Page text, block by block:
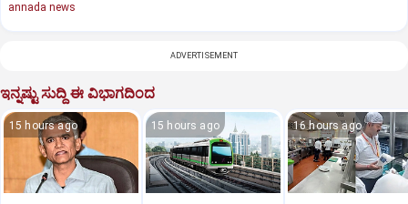
annada news
ADVERTISEMENT
ಇನ್ನಷ್ಟು ಸುದ್ದಿ ಈ ವಿಭಾಗದಿಂದ
15 hours ago 15 hours ago 16 hours ago